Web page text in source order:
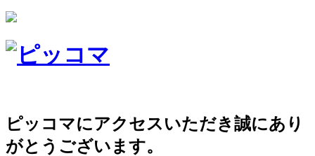
ピッコマにアクセスいただき誠にあり
がとうございます。